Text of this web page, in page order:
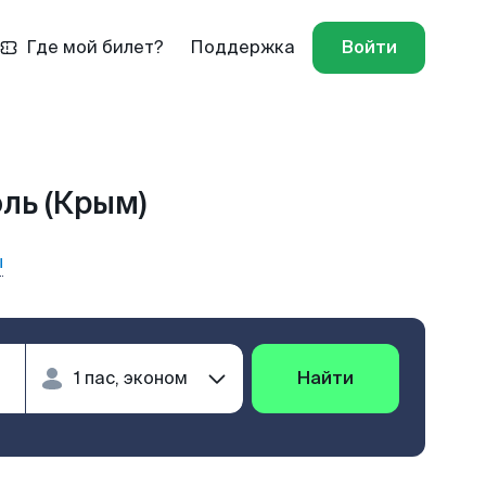
Где мой билет? Поддержка Войти
(Крым)
Найти